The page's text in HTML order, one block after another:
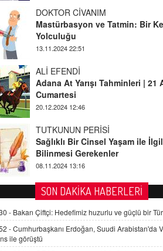
DOKTOR CİVANIM
Mastürbasyon ve Tatmin: Bir
Yolculuğu
13.11.2024 22:51
ALİ EFENDİ
Adana At Yarışı Tahminleri | 21
Cumartesi
20.12.2024 12:46
TUTKUNUN PERİSİ
Sağlıklı Bir Cinsel Yaşam ile
Bilinmesi Gerekenler
08.11.2024 13:16
FARUK ÖNALAN
Tezkere Onaylanmasaydı…
2 Kasım 2021 Salı 00:11
AV. DOĞAN CAN DOĞAN
SON DAKİKA HABERLERİ
- Bakan Çiftçi: Hedefimiz huzurlu ve güçlü bir
-Cumhurbaşkanı Erdoğan, Suudi Arabistan'da
ile görüştü